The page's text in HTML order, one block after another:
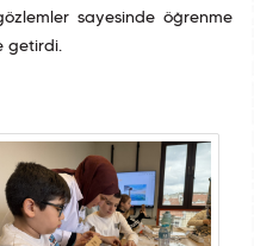
sayesinde öğrenme
getirdi.